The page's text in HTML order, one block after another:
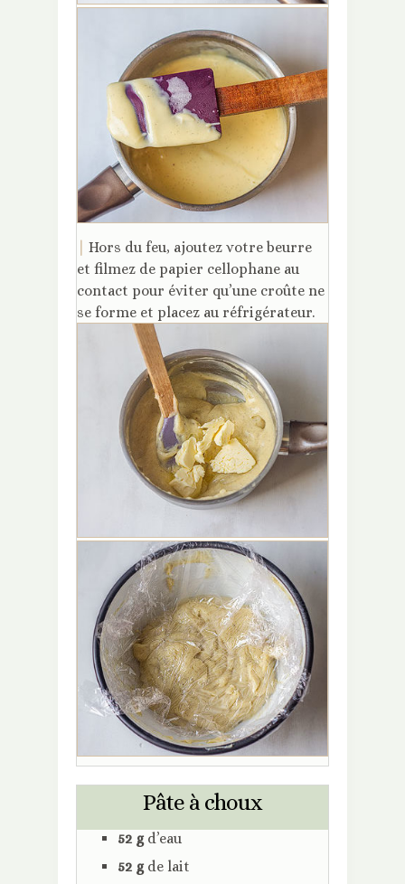
Hors du feu, ajoutez votre beurre
et filmez de papier cellophane au
contact pour éviter qu’une croûte ne
se forme et placez au réfrigérateur.
Pâte à choux
52 gd’eau
52 gde lait